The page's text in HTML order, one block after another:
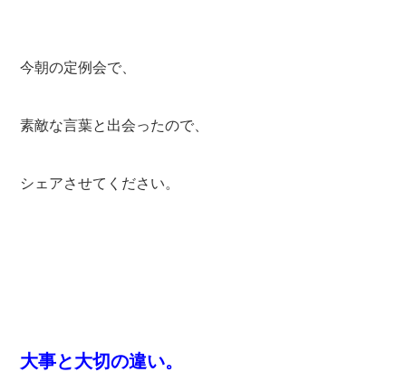
今朝の定例会で、
素敵な言葉と出会ったので、
シェアさせてください。
大事と大切の違い。